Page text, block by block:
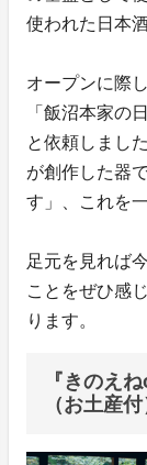
使われた日本
オープンに際
「飯沼本家の
と依頼しまし
が創作した器
す」、これを
足元を見れば
ことをぜひ感
ります。
『きのえ
（お土産付